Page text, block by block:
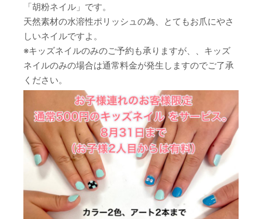
「胡粉ネイル」です。
天然素材の水溶性ポリッシュの為、とてもお爪にやさ
しいネイルですよ。
※キッズネイルのみのご予約も承りますが、、キッズ
ネイルのみの場合は通常料金が発生しますのでご了承
ください。